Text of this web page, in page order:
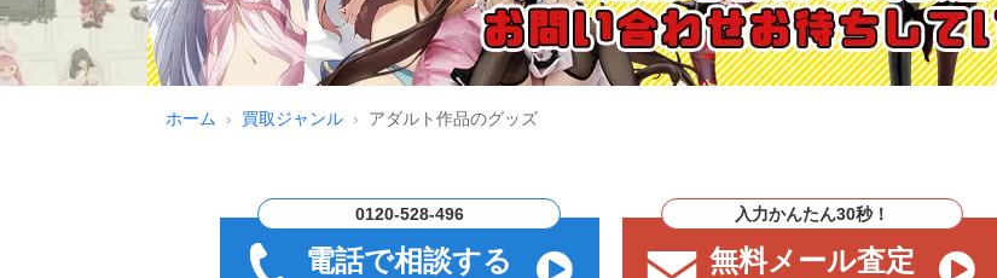
ホーム 買取ジャンル アダルト作品のグッズ
0120-528-496
電話で相談する
入力かんたん30秒！
無料メール査定